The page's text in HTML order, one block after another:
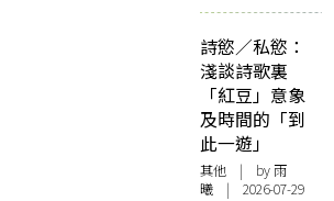
詩慾／私慾：
淺談詩歌裏
「紅豆」意象
及時間的「到
此一遊」
其他 | by 雨
曦 | 2026-07-29